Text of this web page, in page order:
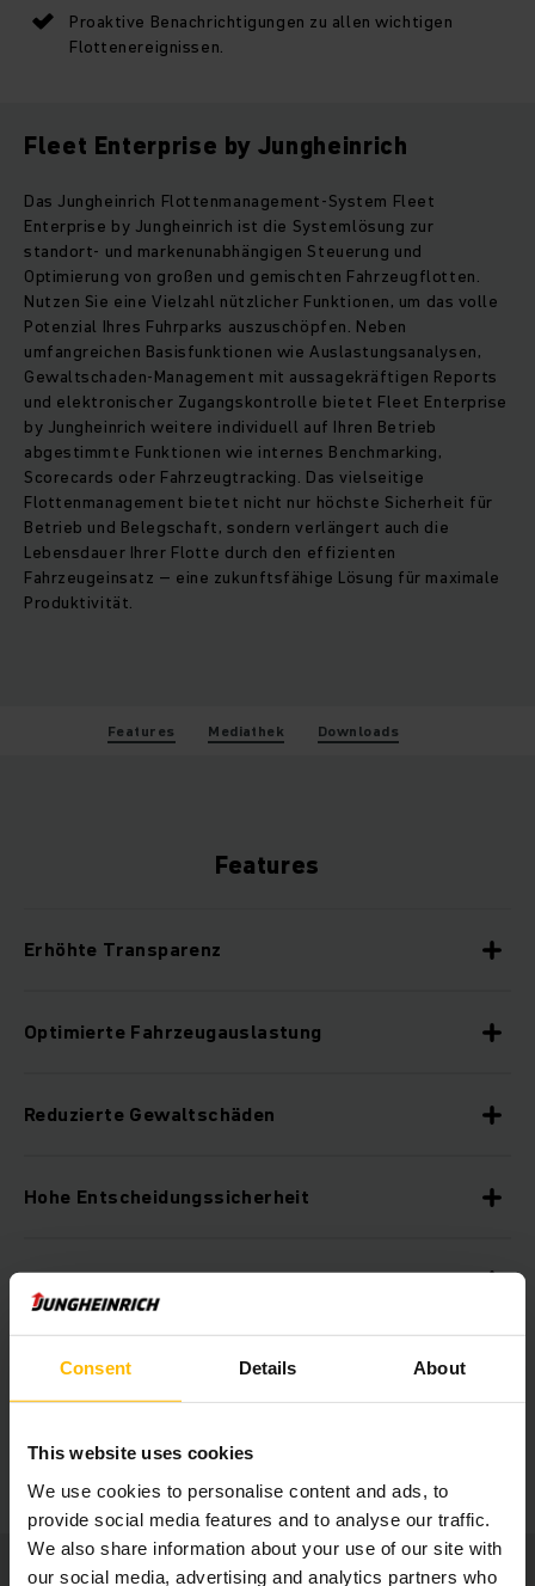
Consent Details About
This website uses cookies
We use cookies to personalise content and ads, to
provide social media features and to analyse our traffic.
We also share information about your use of our site with
our social media, advertising and analytics partners who
Proaktive Benachrichtigungen zu allen wichtigen
Flottenereignissen.
Fleet Enterprise by Jungheinrich
Das Jungheinrich Flottenmanagement-System Fleet
Enterprise by Jungheinrich ist die Systemlösung zur
standort- und markenunabhängigen Steuerung und
Optimierung von großen und gemischten Fahrzeugflotten.
Nutzen Sie eine Vielzahl nützlicher Funktionen, um das volle
Potenzial Ihres Fuhrparks auszuschöpfen. Neben
umfangreichen Basisfunktionen wie Auslastungsanalysen,
Gewaltschaden-Management mit aussagekräftigen Reports
und elektronischer Zugangskontrolle bietet Fleet Enterprise
by Jungheinrich weitere individuell auf Ihren Betrieb
abgestimmte Funktionen wie internes Benchmarking,
Scorecards oder Fahrzeugtracking. Das vielseitige
Flottenmanagement bietet nicht nur höchste Sicherheit für
Betrieb und Belegschaft, sondern verlängert auch die
Lebensdauer Ihrer Flotte durch den effizienten
Fahrzeugeinsatz – eine zukunftsfähige Lösung für maximale
Produktivität.
Features Mediathek Downloads
Features
Erhöhte Transparenz
Optimierte Fahrzeugauslastung
Reduzierte Gewaltschäden
Hohe Entscheidungssicherheit
Individualisierbare Datenanalysen
Ereignisbasierte Checklisten
Kundschaftsindividuelle Konfiguration